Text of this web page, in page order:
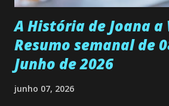
A História de Joana a
Resumo semanal de
Junho de 2026
junho 07, 2026